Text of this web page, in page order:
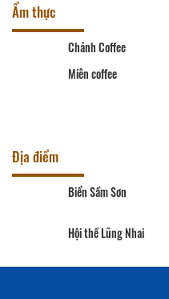
Ẩm thực
Chảnh Coffee
Miên coffee
Biển Sầm Sơn